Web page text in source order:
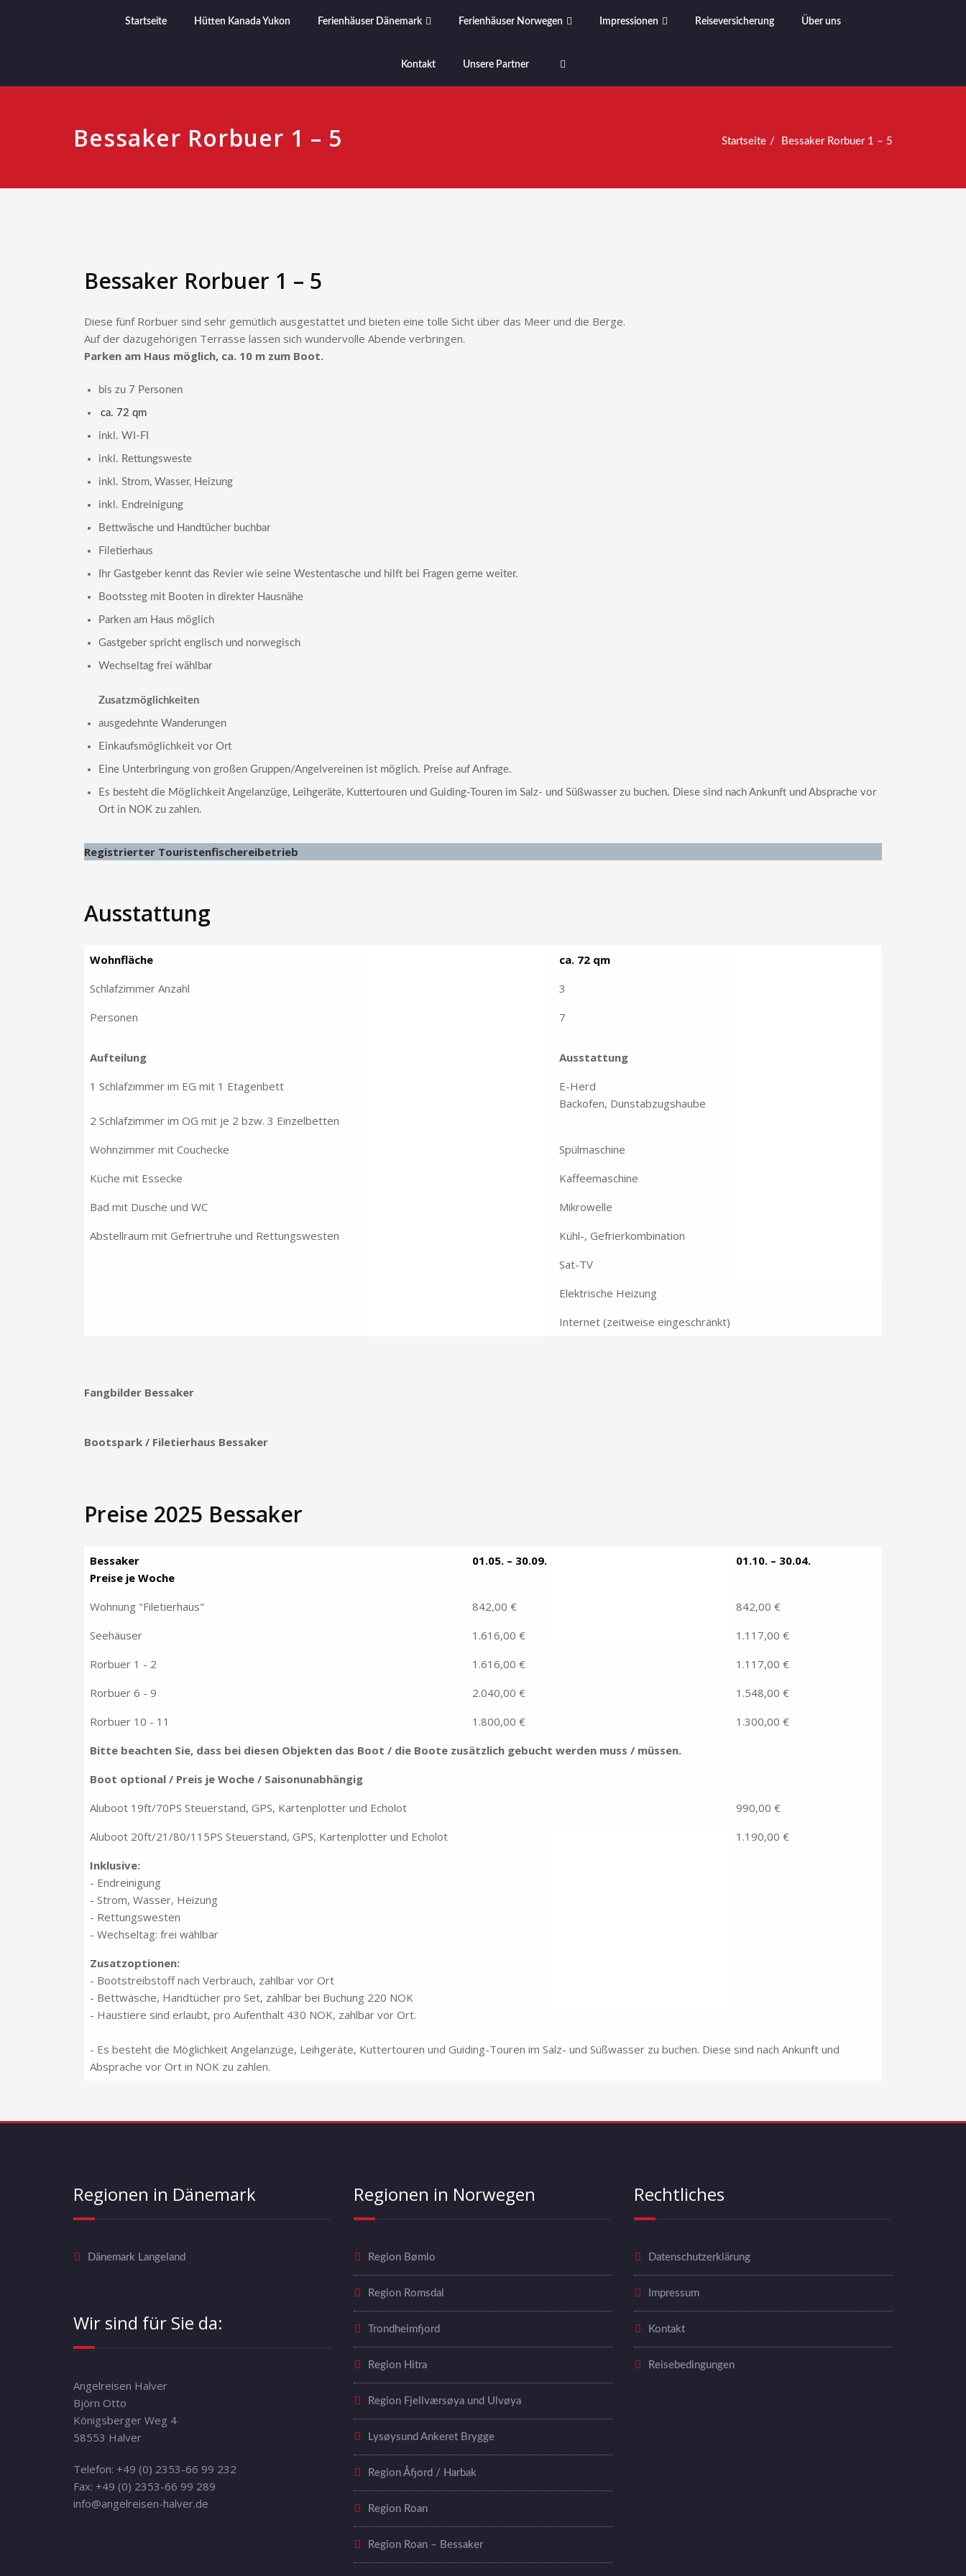
Startseite Hütten Kanada Yukon Ferienhäuser Dänemark Ferienhäuser Norwegen Impressionen Reiseversicherung Über uns
Kontakt Unsere Partner
Bessaker Rorbuer 1 – 5 Startseite Bessaker Rorbuer 1 – 5
Bessaker Rorbuer 1 – 5
Diese fünf Rorbuer sind sehr gemütlich ausgestattet und bieten eine tolle Sicht über das Meer und die Berge.
Auf der dazugehörigen Terrasse lassen sich wundervolle Abende verbringen.
Parken am Haus möglich, ca. 10 m zum Boot.
bis zu 7 Personen
ca. 72 qm
inkl. WI-FI
inkl. Rettungsweste
inkl. Strom, Wasser, Heizung
inkl. Endreinigung
Bettwäsche und Handtücher buchbar
Filetierhaus
Ihr Gastgeber kennt das Revier wie seine Westentasche und hilft bei Fragen gerne weiter.
Bootssteg mit Booten in direkter Hausnähe
Parken am Haus möglich
Gastgeber spricht englisch und norwegisch
Wechseltag frei wählbar
Zusatzmöglichkeiten
ausgedehnte Wanderungen
Einkaufsmöglichkeit vor Ort
Eine Unterbringung von großen Gruppen/Angelvereinen ist möglich. Preise auf Anfrage.
Es besteht die Möglichkeit Angelanzüge, Leihgeräte, Kuttertouren und Guiding-Touren im Salz- und Süßwasser zu buchen. Diese sind nach Ankunft und Absprache vor
Ort in NOK zu zahlen.
Registrierter Touristenfischereibetrieb
Ausstattung
Wohnfläche
ca. 72 qm
Schlafzimmer Anzahl
3
Personen
7
Aufteilung
Ausstattung
1 Schlafzimmer im EG mit 1 Etagenbett
2 Schlafzimmer im OG mit je 2 bzw. 3 Einzelbetten
E-Herd
Backofen, Dunstabzugshaube
Wohnzimmer mit Couchecke
Spülmaschine
Küche mit Essecke
Kaffeemaschine
Bad mit Dusche und WC
Mikrowelle
Abstellraum mit Gefriertruhe und Rettungswesten
Kühl-, Gefrierkombination
Sat-TV
Elektrische Heizung
Internet (zeitweise eingeschränkt)
Fangbilder Bessaker
Bootspark / Filetierhaus Bessaker
Preise 2025 Bessaker
Bessaker
Preise je Woche
01.05. – 30.09. 01.10. – 30.04.
Wohnung "Filetierhaus" 842,00 €
842,00 €
Seehäuser
1.616,00 €
1.117,00 €
Rorbuer 1 - 2
1.616,00 €
1.117,00 €
Rorbuer 6 - 9
2.040,00 €
1.548,00 €
Rorbuer 10 - 11
1.800,00 €
1.300,00 €
Bitte beachten Sie, dass bei diesen Objekten das Boot / die Boote zusätzlich gebucht werden muss / müssen.
Boot optional / Preis je Woche / Saisonunabhängig
Aluboot 19ft/70PS Steuerstand, GPS, Kartenplotter und Echolot
990,00 €
Aluboot 20ft/21/80/115PS Steuerstand, GPS, Kartenplotter und Echolot
1.190,00 €
Inklusive:
- Endreinigung
- Strom, Wasser, Heizung
- Rettungswesten
- Wechseltag: frei wählbar
Zusatzoptionen:
- Bootstreibstoff nach Verbrauch, zahlbar vor Ort
- Bettwäsche, Handtücher pro Set, zahlbar bei Buchung 220 NOK
- Haustiere sind erlaubt, pro Aufenthalt 430 NOK, zahlbar vor Ort.
- Es besteht die Möglichkeit Angelanzüge, Leihgeräte, Kuttertouren und Guiding-Touren im Salz- und Süßwasser zu buchen. Diese sind nach Ankunft und
Absprache vor Ort in NOK zu zahlen.
Regionen in Dänemark
Dänemark Langeland
Wir sind für Sie da:
Angelreisen Halver
Björn Otto
Königsberger Weg 4
58553 Halver
Telefon: +49 (0) 2353-66 99 232
Fax: +49 (0) 2353-66 99 289
info@angelreisen-halver.de
Regionen in Norwegen
Region Bømlo
Region Romsdal
Trondheimfjord
Region Hitra
Region Fjellværsøya und Ulvøya
Lysøysund Ankeret Brygge
Region Åfjord / Harbak
Region Roan
Region Roan – Bessaker
Rechtliches
Datenschutzerklärung
Impressum
Kontakt
Reisebedingungen